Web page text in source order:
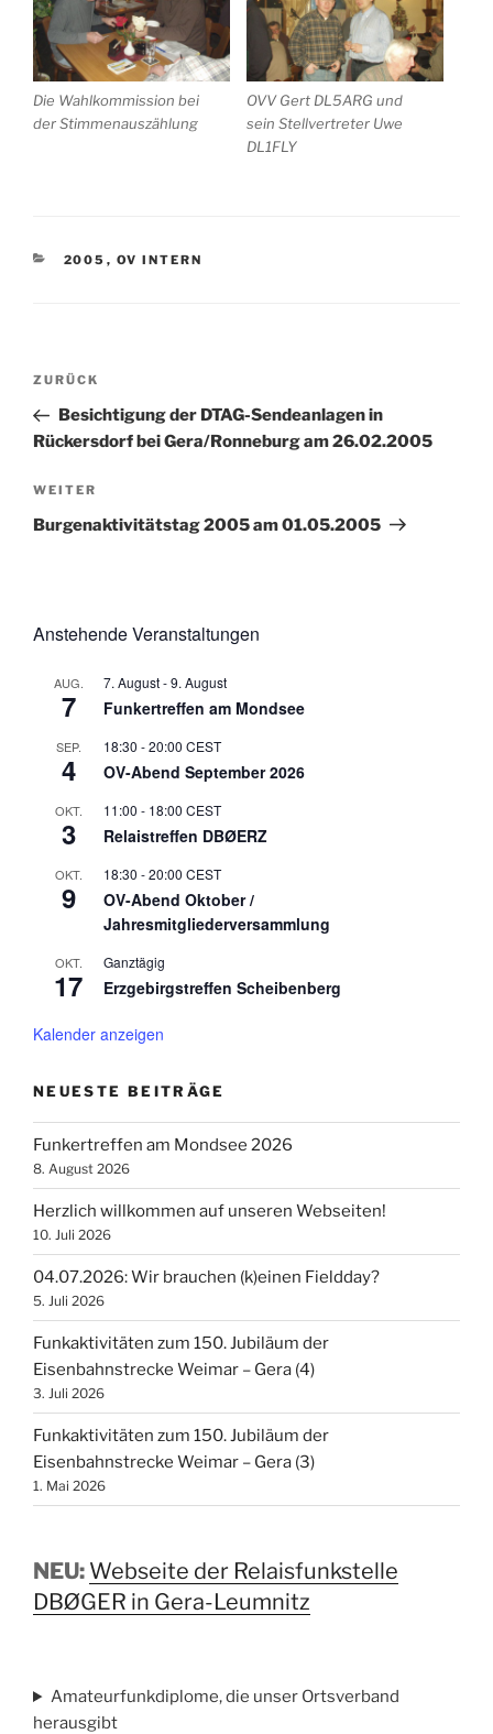
Die Wahlkommission bei
der Stimmenauszählung
OVV Gert DL5ARG und
sein Stellvertreter Uwe
DL1FLY
KATEGORIEN
2005 , OV INTERN
Beitragsnavigation
Vorheriger
Beitrag
ZURÜCK
Besichtigung der DTAG-Sendeanlagen in
Rückersdorf bei Gera/Ronneburg am 26.02.2005
Nächster
Beitrag
WEITER
Burgenaktivitätstag 2005 am 01.05.2005
Anstehende Veranstaltungen
AUG.
7
7. August-9. August
Funkertreffen am Mondsee
SEP.
4
18:30 -20:00 CEST
OV-Abend September 2026
OKT.
3
11:00 - 18:00 CEST
Relaistreffen DBØERZ
OKT.
9
18:30 -20:00 CEST
OV-Abend Oktober /
Jahresmitgliederversammlung
OKT.
17
Ganztägig
Erzgebirgstreffen Scheibenberg
Kalender anzeigen
NEUESTE BEITRÄGE
Funkertreffen am Mondsee 2026
8. August 2026
Herzlich willkommen auf unseren Webseiten!
10. Juli 2026
04.07.2026: Wir brauchen (k)einen Fieldday?
5. Juli 2026
Funkaktivitäten zum 150. Jubiläum der
Eisenbahnstrecke Weimar – Gera (4)
3. Juli 2026
Funkaktivitäten zum 150. Jubiläum der
Eisenbahnstrecke Weimar – Gera (3)
1. Mai 2026
NEU: Webseite der Relaisfunkstelle
DBØGER in Gera-Leumnitz
Amateurfunkdiplome, die unser Ortsverband
herausgibt